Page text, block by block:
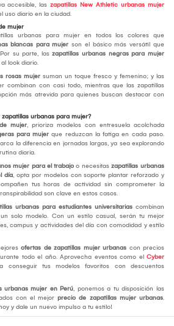
accesible, las zapatillas New Athletic urbanas mujer
uso diario en la ciudad.
mujer
urbanas para mujer en todos los colores que
blancas para mujer son el básico más versátil que
su parte, las zapatillas urbanas negras para mujer
look diario.
rosas mujer suman un toque fresco y femenino; y las
combinan con casi todo, mientras que las zapatillas
más atrevida para quienes buscan destacar con
urbanas para mujer?
mujer, prioriza modelos con entresuela acolchada
para mujer que reduzcan la fatiga en cada paso.
la diferencia en jornadas largas, ya sea explorando
diaria.
mujer para el trabajo o necesitas zapatillas urbanas
día, opta por modelos con soporte plantar reforzado y
tus horas de actividad sin comprometer la
son clave en estos casos.
urbanas para estudiantes universitarias combinan
solo modelo. Con un estilo casual, serán tu mejor
campus y actividades del día con comodidad y estilo
ofertas de zapatillas mujer urbanas con precios
todo el año. Aprovecha eventos como el Cyber
conseguir tus modelos favoritos con descuentos
urbanas mujer en Perú, ponemos a tu disposición las
con el mejor precio de zapatillas mujer urbanas.
y dale un nuevo impulso a tu estilo!